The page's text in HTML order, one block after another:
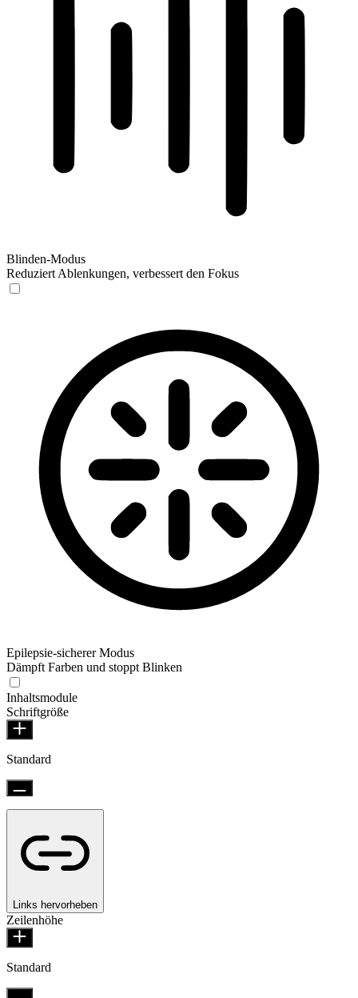
Blinden-Modus
Reduziert Ablenkungen, verbessert den Fokus
Epilepsie-sicherer Modus
Dämpft Farben und stoppt Blinken
Inhaltsmodule
Schriftgröße
Standard
Links hervorheben
Zeilenhöhe
Standard